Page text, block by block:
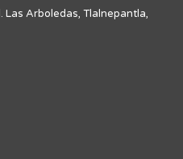
Las Arboledas, Tlalnepantla,